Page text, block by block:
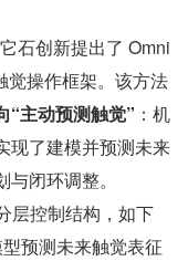
石创新提出了 Omni
操作框架。该方法
“主动预测触觉” ：机
现了建模并预测未来
闭环调整。
层控制结构，如下
预测未来触觉表征